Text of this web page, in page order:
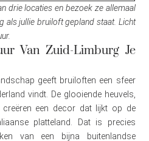
drie locaties en bezoek ze allemaal
als jullie bruiloft gepland staat. Licht
Van Zuid-Limburg Je
geeft bruiloften een sfeer
vindt. De glooiende heuvels,
creëren een decor dat lijkt op de
platteland. Dat is precies
van een bijna buitenlandse